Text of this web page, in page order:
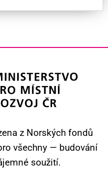
z Norských fondů
všechny — budování
soužití.